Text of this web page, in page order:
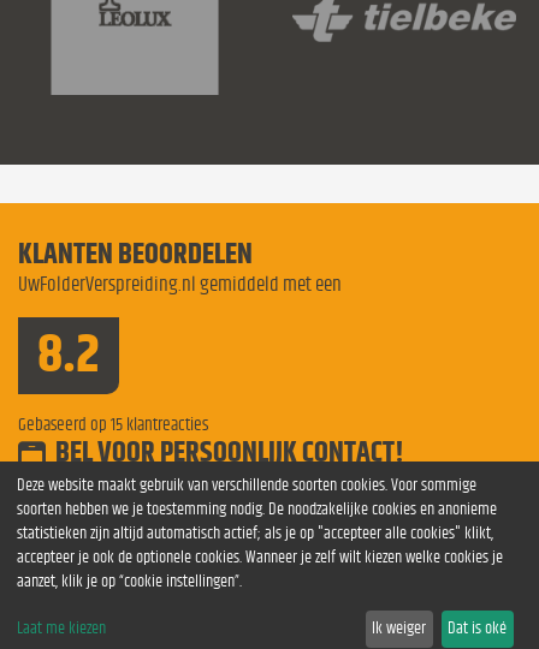
KLANTEN BEOORDELEN
UwFolderVerspreiding.nl gemiddeld met een
8.2
Gebaseerd op 15 klantreacties
BEL VOOR PERSOONLIJK CONTACT!
Bel voor meer informatie0854 841275
folder Verspreiding Sittard verspreidingen Nijmegen folders
verspreiden BredaFolderverspreiding Heerenveen verspreiding
folders Groningen Folderverspreiding Helmond folderverspreiding
Folderverspreiding Nijmegen
Folderverspreiding Nederland
Deze website maakt gebruik van verschillende soorten cookies. Voor sommige
soorten hebben we je toestemming nodig. De noodzakelijke cookies en anonieme
statistieken zijn altijd automatisch actief; als je op "accepteer alle cookies" klikt,
accepteer je ook de optionele cookies. Wanneer je zelf wilt kiezen welke cookies je
aanzet, klik je op “cookie instellingen”.
Laat me kiezen Ik weiger Dat is oké